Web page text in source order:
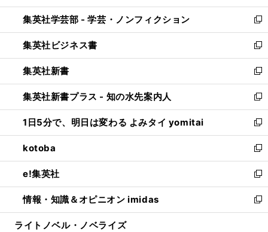
開
く
ウ
で
開
く
ン
ド
ウ
で
開
く
ウ
ィ
ン
ド
ウ
で
開
く
集英社学芸部 - 学芸・ノンフィクション
新
し
い
ウ
ィ
ン
ド
ウ
で
開
く
集英社ビジネス書
新
し
い
ウ
ィ
ン
ド
ウ
で
開
く
集英社新書
新
し
い
ウ
ィ
ン
ド
ウ
で
開
く
集英社新書プラス - 知の水先案内人
新
し
い
ウ
ィ
ン
ド
ウ
で
開
1日5分で、明日は変わる よみタイ yomitai
新
し
い
ウ
ィ
ン
ド
ウ
kotoba
新
し
い
ウ
ィ
ン
e!集英社
新
し
い
ウ
情報・知識＆オピニオン imidas
新
し
ライトノベル・ノベライズ